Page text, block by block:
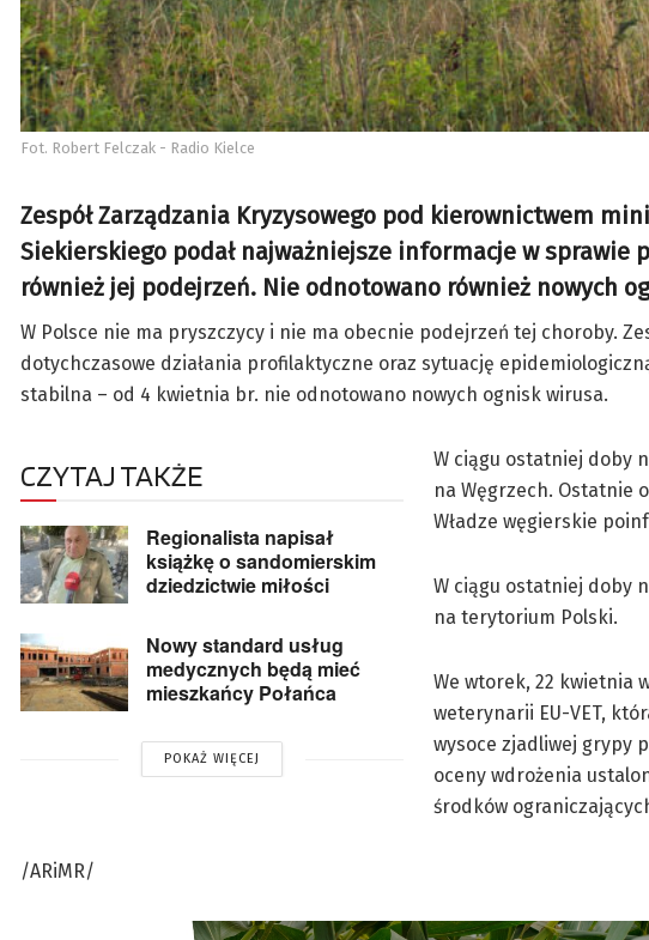
Fot. Robert Felczak - Radio Kielce
Zespół Zarządzania Kryzysowego pod kierownictwem
Siekierskiego podał najważniejsze informacje w sprawie
również jej podejrzeń. Nie odnotowano również nowych
W Polsce nie ma pryszczycy i nie ma obecnie podejrzeń tej choroby.
dotychczasowe działania profilaktyczne oraz sytuację
stabilna – od 4 kwietnia br. nie odnotowano nowych ognisk wirusa.
CZYTAJ TAKŻE
Regionalista napisał
książkę o sandomierskim
dziedzictwie miłości
Nowy standard usług
medycznych będą mieć
mieszkańcy Połańca
POKAŻ WIĘCEJ
W ciągu ostatniej doby
na Węgrzech. Ostatnie
Władze węgierskie
W ciągu ostatniej doby
na terytorium Polski.
We wtorek, 22 kwietnia
weterynarii EU-VET,
wysoce zjadliwej grypy
oceny wdrożenia
środków
/ARiMR/